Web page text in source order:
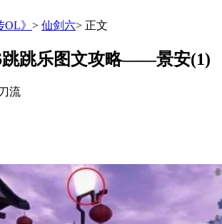
》 > 仙剑六> 正文
跳跳乐图文攻略——景安(1)
流